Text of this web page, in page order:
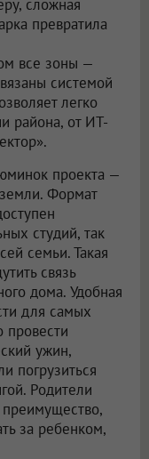
сложная
превратила
все зоны —
системой
легко
района, от ИТ-
проекта —
Формат
студий, так
семьи. Такая
связь
дома. Удобная
для самых
провести
ужин,
погрузиться
Родители
за ребенком,